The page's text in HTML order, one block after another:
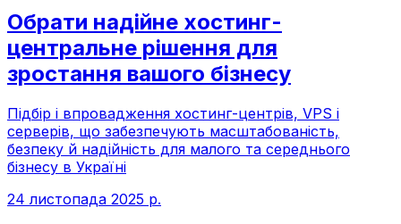
Обрати надійне хостинг-
центральне рішення для
зростання вашого бізнесу
Підбір і впровадження хостинг-центрів, VPS і
серверів, що забезпечують масштабованість,
безпеку й надійність для малого та середнього
бізнесу в Україні
24 листопада 2025 р.